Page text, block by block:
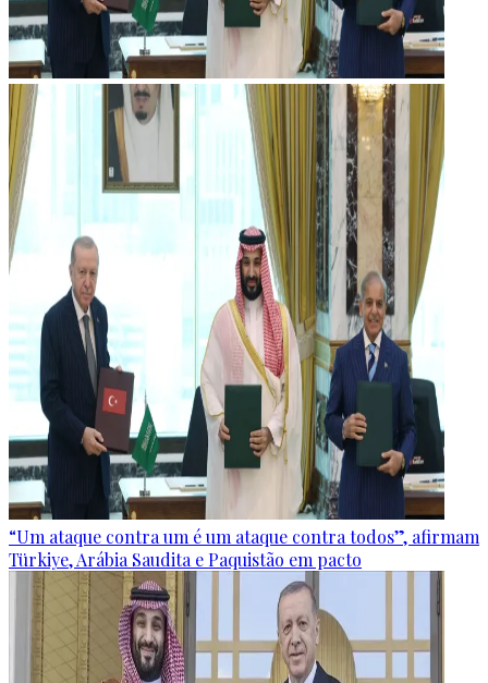
“Um ataque contra um é um ataque contra todos”, afirmam
Türkiye, Arábia Saudita e Paquistão em pacto